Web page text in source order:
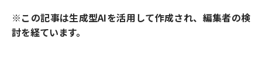
※この記事は生成型AIを活用して作成され、編集者の検
討を経ています。